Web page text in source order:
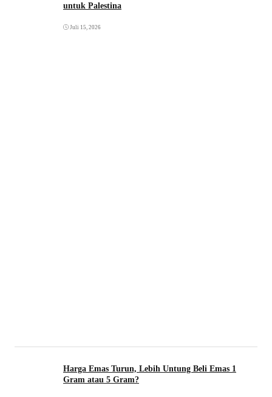
untuk Palestina
Juli 15, 2026
Harga Emas Turun, Lebih Untung Beli Emas 1
Gram atau 5 Gram?